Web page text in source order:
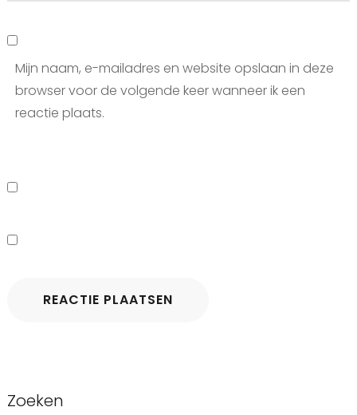
Mijn naam, e-mailadres en website opslaan in deze
browser voor de volgende keer wanneer ik een
reactie plaats.
Zoeken